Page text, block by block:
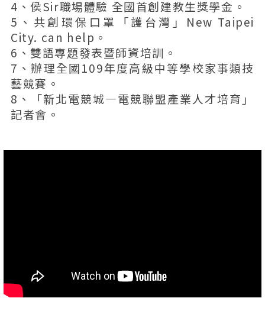
4、侯Sir職場體驗 全國首創建教生獎學金。
5、共創環保口罩「護台灣」New Taipei
City. can help。
6、雙語專題發表暨師資培訓。
7、辦理全國109年度高級中等學校家事類技
藝競賽。
8、「新北電競城—電競聯盟產業人才培育」
記者會。